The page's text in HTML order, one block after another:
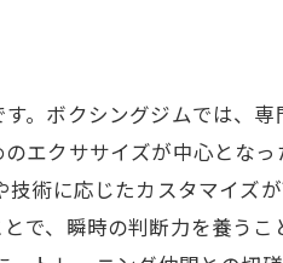
。ボクシングジムでは、
エクササイズが中心とな
術に応じたカスタマイズ
で、瞬時の判断力を養う